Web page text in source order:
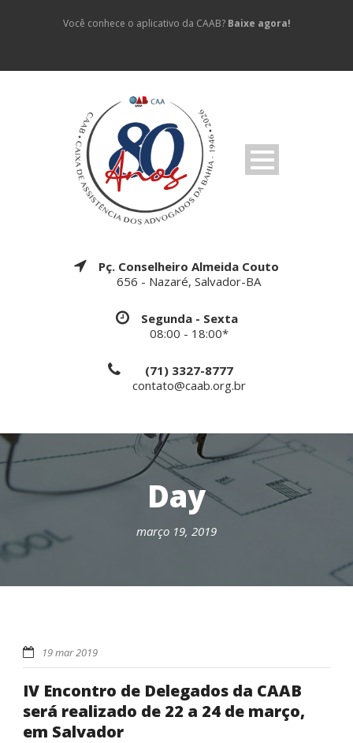
Você conhece o aplicativo da CAAB? Baixe agora!
Pç. Conselheiro Almeida Couto
656 - Nazaré, Salvador-BA
Segunda - Sexta
08:00 - 18:00*
(71) 3327-8777
contato@caab.org.br
Day
março 19, 2019
19 mar 2019
IV Encontro de Delegados da CAAB
será realizado de 22 a 24 de março,
em Salvador